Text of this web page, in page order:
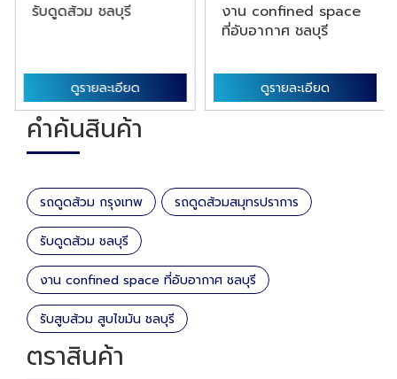
รับดูดส้วม ชลบุรี
ดูรายละเอียด
งาน confined space
ที่อับอากาศ ชลบุรี
ดูรายละเอียด
คำค้นสินค้า
รถดูดส้วม กรุงเทพ รถดูดส้วมสมุทรปราการ
รับดูดส้วม ชลบุรี
งาน confined space ที่อับอากาศ ชลบุรี
รับสูบส้วม สูบไขมัน ชลบุรี
ตราสินค้า